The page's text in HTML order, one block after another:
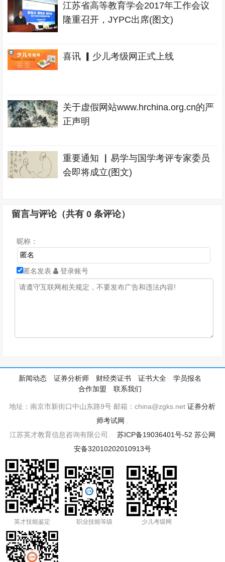
江苏省高等教育学会2017年工作会议
隆重召开，JYPC出席(图文)
喜讯 ▎少儿考级网正式上线
关于虚假网站www.hrchina.org.cn的严
正声明
重要通知 ▏易学与国学考评专家委员
会即将成立(图文)
留言与评论（共有0 条评论）
昵称：
匿名发表 登录账号
新闻动态 证券分析师 财经类证书 证书大全
学员报名
合作加盟
联系我们
地址：南京市新街口中山东路9号 邮箱：china@zgks.net证券分析
师考试网 .
江苏英才教育信息咨询有限公司. 苏ICP备19036401号-52 苏公网
安备32010202010913号
英才技能鉴定 职业技能等级 少儿考级网